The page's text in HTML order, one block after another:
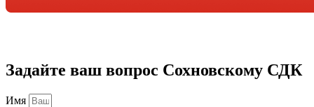
Задайте ваш вопрос Сохновскому СДК
Имя